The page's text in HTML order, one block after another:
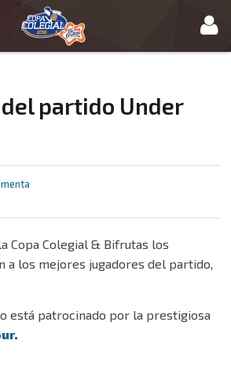
partido Under
Copa Colegial & Bifrutas los
a los mejores jugadores del partido,
está patrocinado por la prestigiosa
.